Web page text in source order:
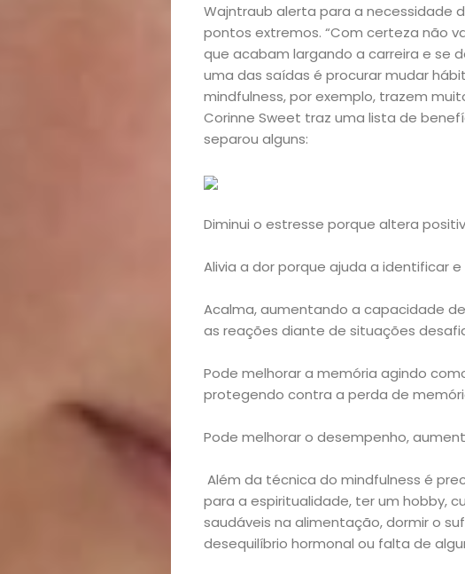
Início
Academia
Beleza
Bora
lá!
Casa
e
Decoração
Exclusiva
Homem
Mães
&
Wajntraub alerta para a necessidade
pontos extremos. “Com certeza não
que acabam largando a carreira e se
uma das saídas é procurar mudar
mindfulness, por exemplo, trazem
Corinne Sweet traz uma lista de
separou alguns:
Diminui o estresse porque altera
Alivia a dor porque ajuda a identificar
Acalma, aumentando a capacidade
as reações diante de situações
Pode melhorar a memória agindo
protegendo contra a perda de
Pode melhorar o desempenho,
Além da técnica do mindfulness é
para a espiritualidade, ter um hobby,
saudáveis na alimentação, dormir o
desequilíbrio hormonal ou falta de